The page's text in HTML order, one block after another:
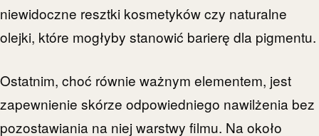
niewidoczne resztki kosmetyków czy naturalne
olejki, które mogłyby stanowić barierę dla pigmentu.
Ostatnim, choć równie ważnym elementem, jest
zapewnienie skórze odpowiedniego nawilżenia bez
pozostawiania na niej warstwy filmu. Na około